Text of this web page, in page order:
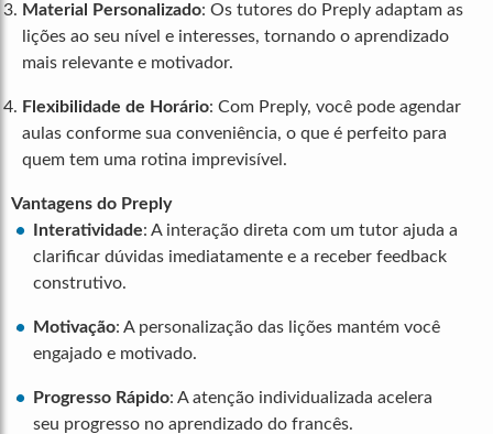
Material Personalizado: Os tutores do Preply adaptam as
lições ao seu nível e interesses, tornando o aprendizado
mais relevante e motivador.
Flexibilidade de Horário: Com Preply, você pode agendar
aulas conforme sua conveniência, o que é perfeito para
quem tem uma rotina imprevisível.
Vantagens do Preply
Interatividade: A interação direta com um tutor ajuda a
clarificar dúvidas imediatamente e a receber feedback
construtivo.
Motivação: A personalização das lições mantém você
engajado e motivado.
Progresso Rápido: A atenção individualizada acelera
seu progresso no aprendizado do francês.